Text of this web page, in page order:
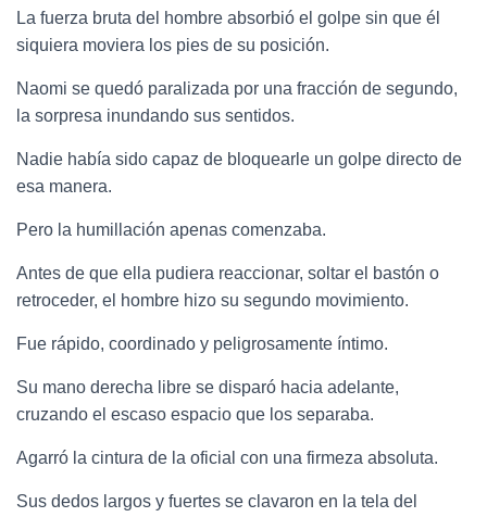
La fuerza bruta del hombre absorbió el golpe sin que él
siquiera moviera los pies de su posición.
Naomi se quedó paralizada por una fracción de segundo,
la sorpresa inundando sus sentidos.
Nadie había sido capaz de bloquearle un golpe directo de
esa manera.
Pero la humillación apenas comenzaba.
Antes de que ella pudiera reaccionar, soltar el bastón o
retroceder, el hombre hizo su segundo movimiento.
Fue rápido, coordinado y peligrosamente íntimo.
Su mano derecha libre se disparó hacia adelante,
cruzando el escaso espacio que los separaba.
Agarró la cintura de la oficial con una firmeza absoluta.
Sus dedos largos y fuertes se clavaron en la tela del